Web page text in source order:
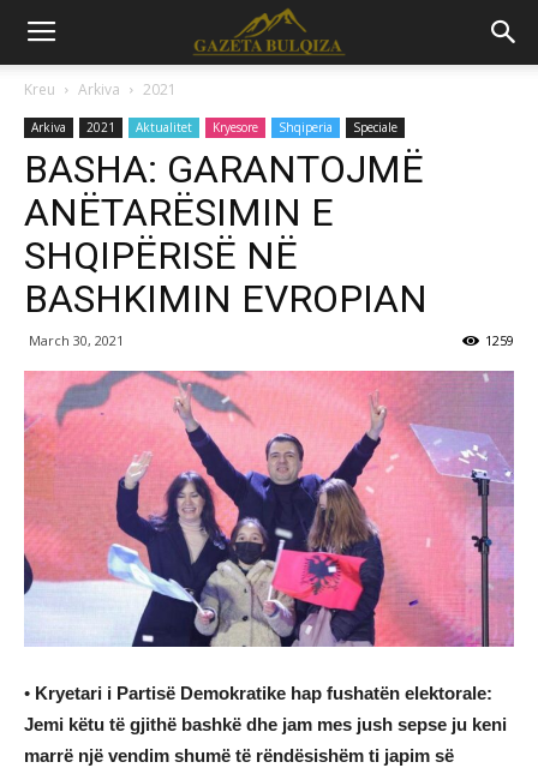
Kreu Arkiva 2021
Arkiva 2021 Aktualitet Kryesore Shqiperia Speciale
BASHA: GARANTOJMË
ANËTARËSIMIN E
SHQIPËRISË NË
BASHKIMIN EVROPIAN
March 30, 2021 1259
• Kryetari i Partisë Demokratike hap fushatën elektorale:
Jemi këtu të gjithë bashkë dhe jam mes jush sepse ju keni
marrë një vendim shumë të rëndësishëm ti japim së